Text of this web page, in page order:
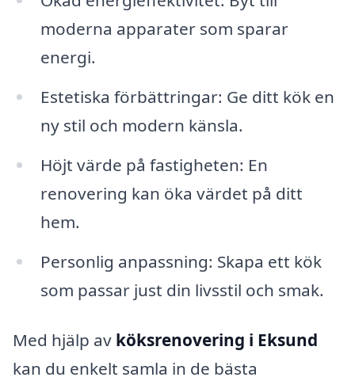
moderna apparater som sparar
energi.
Estetiska förbättringar: Ge ditt kök en
ny stil och modern känsla.
Höjt värde på fastigheten: En
renovering kan öka värdet på ditt
hem.
Personlig anpassning: Skapa ett kök
som passar just din livsstil och smak.
Med hjälp av köksrenovering i Eksund
kan du enkelt samla in de bästa